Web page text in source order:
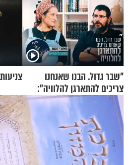
"שבר גדול. הבנו שאנחנו
צריכים להתארגן להלוויה":
זוגיות במבחן, הפעם עם מרים
וגד דנינו